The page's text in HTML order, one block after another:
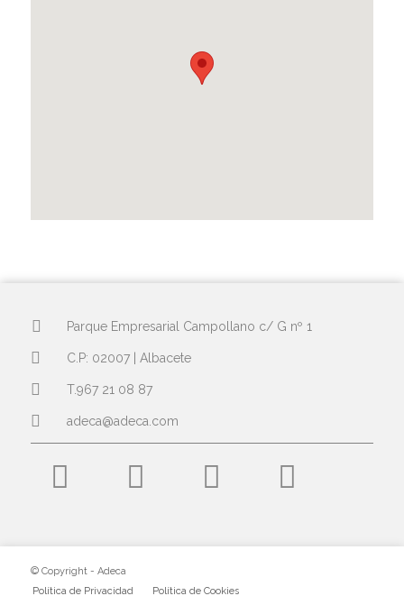
Parque Empresarial Campollano c/ G nº 1
C.P: 02007 | Albacete
T.967 21 08 87
adeca@adeca.com
© Copyright - Adeca
Política de Privacidad
Política de Cookies